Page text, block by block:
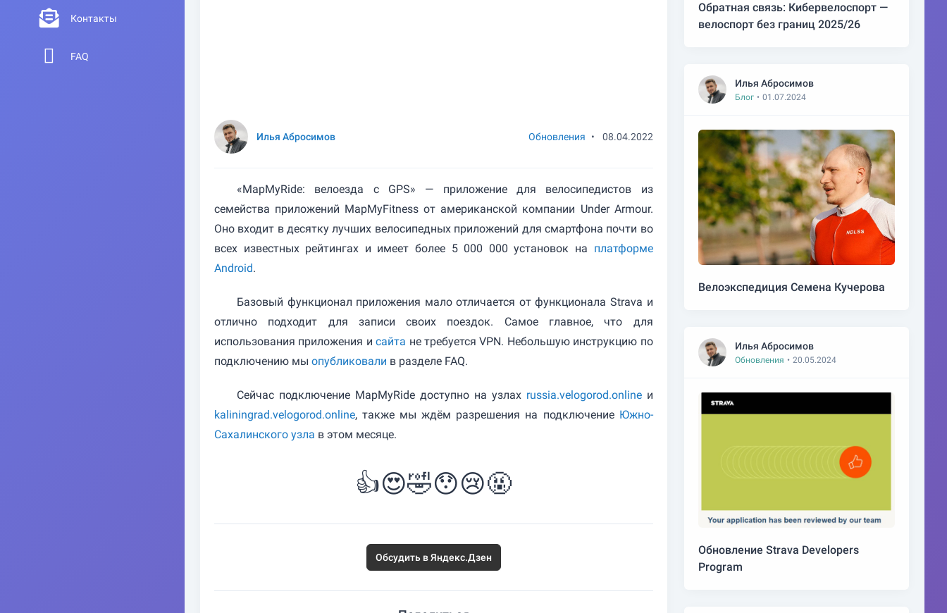
Контакты
FAQ
Илья Абросимов Обновления • 08.04.2022
«MapMyRide: велоезда с GPS» — приложение для велосипедистов из
семейства приложений MapMyFitness от американской компании Under Armour.
Оно входит в десятку лучших велосипедных приложений для смартфона почти во
всех известных рейтингах и имеет более 5 000 000 установок на платформе
Android.
Базовый функционал приложения мало отличается от функционала Strava и
отлично подходит для записи своих поездок. Самое главное, что для
использования приложения исайта не требуется VPN. Небольшую инструкцию по
подключению мы опубликовали в разделе FAQ.
Сейчас подключение MapMyRide доступно на узлах russia.velogorod.onlineи
kaliningrad.velogorod.online, также мы ждём разрешения на подключение Южно-
Сахалинского узла в этом месяце.
👍😍🤣😯😢🤬
Обсудить в Яндекс.Дзен
Обратная связь: Кибервелоспорт —
велоспорт без границ 2025/26
Илья Абросимов
Блог • 01.07.2024
Велоэкспедиция Семена Кучерова
Илья Абросимов
Обновления • 20.05.2024
Обновление Strava Developers
Program